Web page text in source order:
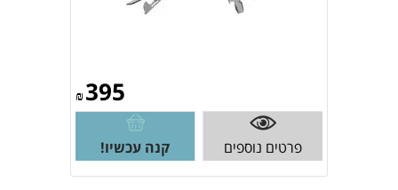
₪395
פרטים נוספים קנה עכשיו!